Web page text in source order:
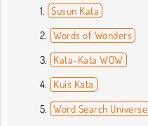
Susun Kata
Words of Wonders
Kata-Kata WOW
Kuis Kata
Word Search Universe